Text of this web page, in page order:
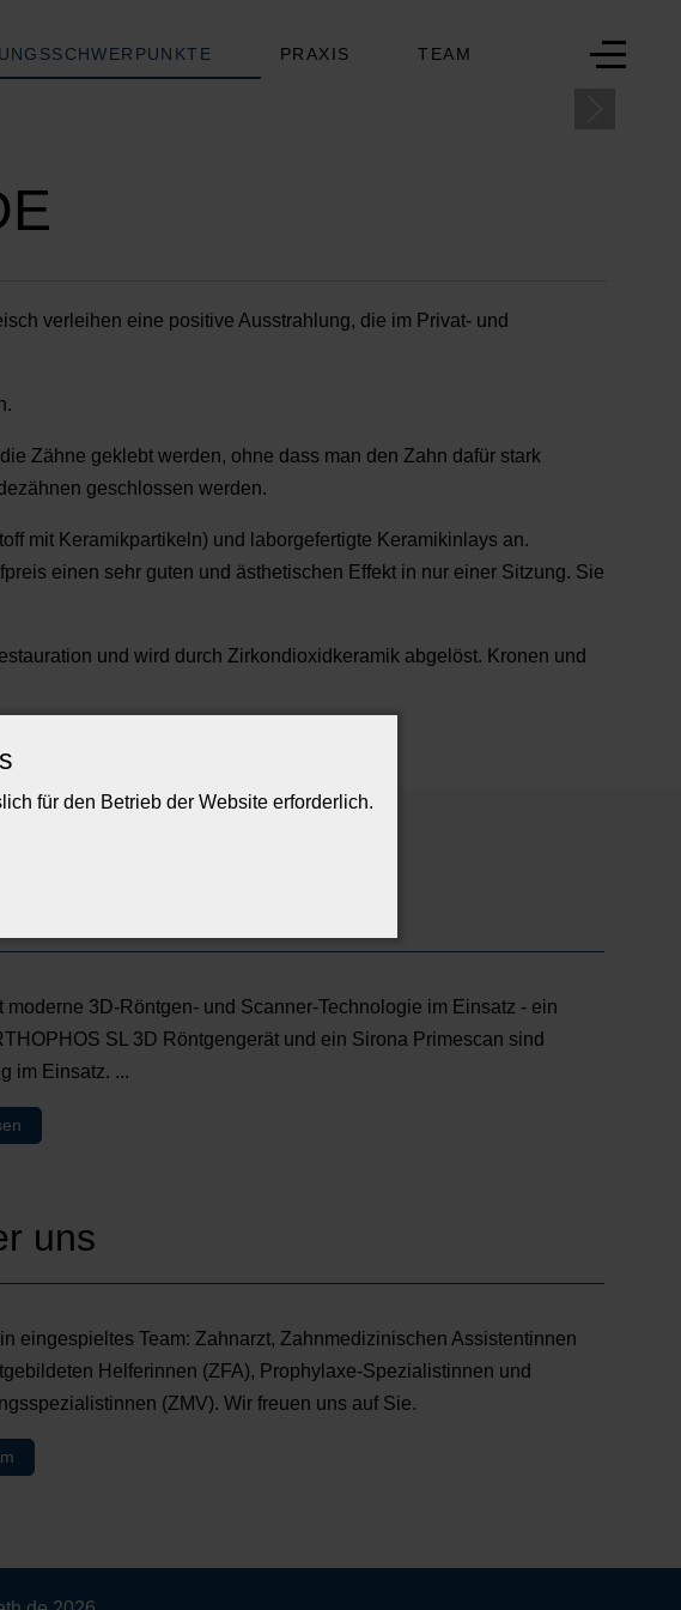
PRAXIS TEAM Off-
verleihen eine positive Ausstrahlung, die im Privat- und
Zähne geklebt werden, ohne dass man den Zahn dafür stark
geschlossen werden.
mit Keramikpartikeln) und laborgefertigte Keramikinlays an.
einen sehr guten und ästhetischen Effekt in nur einer Sitzung. Sie
und wird durch Zirkondioxidkeramik abgelöst. Kronen und
moderne 3D-Röntgen- und Scanner-Technologie im Einsatz - ein
SL 3D Röntgengerät und ein Sirona Primescan sind
im Einsatz. ...
uns
eingespieltes Team: Zahnarzt, Zahnmedizinischen Assistentinnen
Helferinnen (ZFA), Prophylaxe-Spezialistinnen und
(ZMV). Wir freuen uns auf Sie.
für den Betrieb der Website erforderlich.